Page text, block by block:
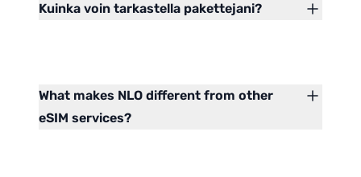
Kuinka voin tarkastella pakettejani?
What makes NLO different from other
eSIM services?